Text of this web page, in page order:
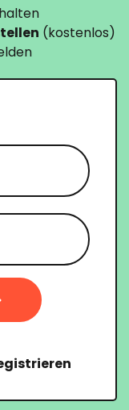
(kostenlos)